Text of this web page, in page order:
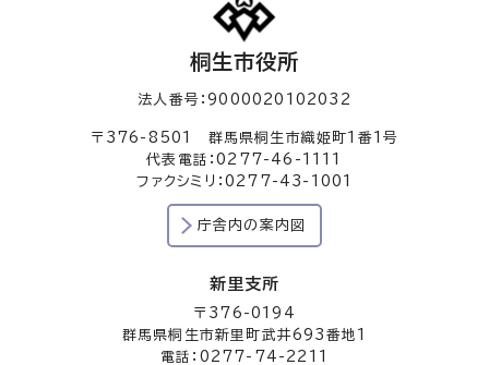
桐生市役所
法人番号：9000020102032
〒376-8501 群馬県桐生市織姫町1番1号
代表電話：0277-46-1111
ファクシミリ：0277-43-1001
庁舎内の案内図
新里支所
〒376-0194
群馬県桐生市新里町武井693番地1
電話：0277-74-2211